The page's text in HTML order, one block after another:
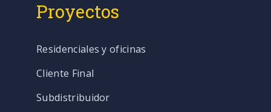
Proyectos
Residenciales y oficinas
Cliente Final
Subdistribuidor